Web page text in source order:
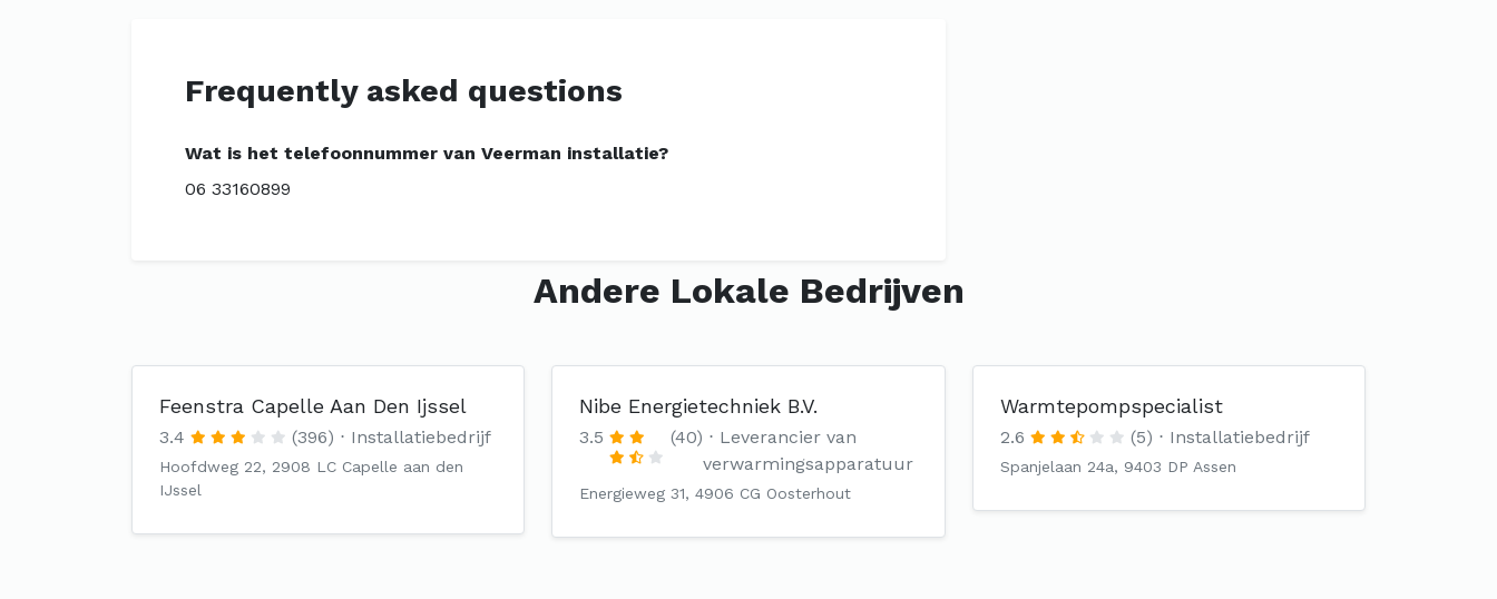
Frequently asked questions
Wat is het telefoonnummer van Veerman installatie?
06 33160899
Andere Lokale Bedrijven
Feenstra Capelle Aan Den Ijssel
3.4 (396) Installatiebedrijf
Hoofdweg 22, 2908 LC Capelle aan den
IJssel
Nibe Energietechniek B.V.
3.5 (40)
Leverancier van
verwarmingsapparatuur
Energieweg 31, 4906 CG Oosterhout
Warmtepompspecialist
2.6 (5) Installatiebedrijf
Spanjelaan 24a, 9403 DP Assen